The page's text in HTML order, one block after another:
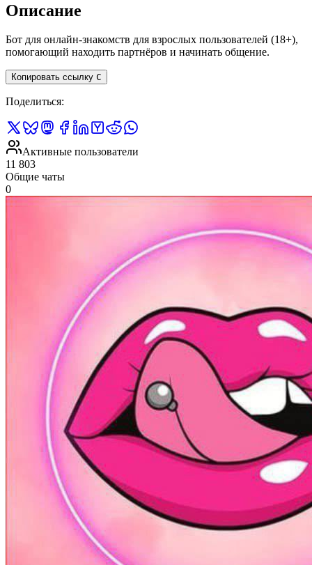
Описание
Бот для онлайн-знакомств для взрослых пользователей (18+),
помогающий находить партнёров и начинать общение.
Копировать ссылку C
Поделиться:
Активные пользователи
11 803
Общие чаты
0